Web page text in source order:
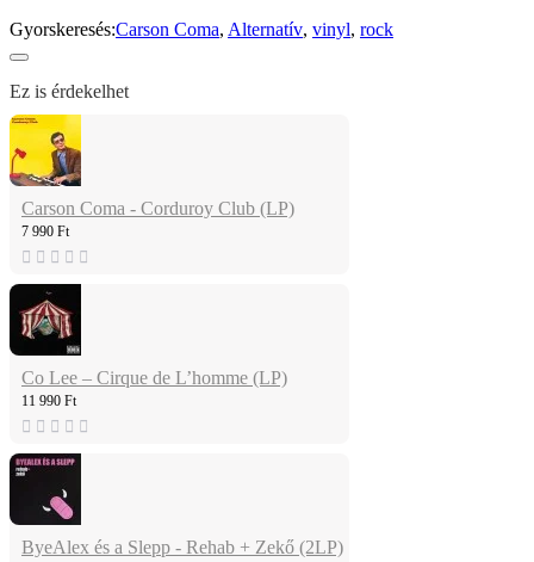
Gyorskeresés:Carson Coma, Alternatív, vinyl, rock
Ez is érdekelhet
Carson Coma - Corduroy Club (LP)
7 990 Ft
Co Lee – Cirque de L’homme (LP)
11 990 Ft
ByeAlex és a Slepp - Rehab + Zekő (2LP)